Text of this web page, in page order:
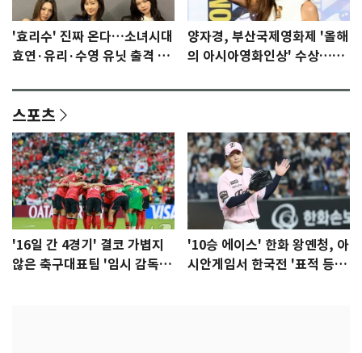
'효리수' 진짜 온다…소녀시대
효연·유리·수영 유닛 출격 [N
양자경, 부산국제영화제 '올해
의 아시아영화인상' 수상…15
스포츠
'16일 간 4경기' 결코 가볍지
않은 축구대표팀 '임시 감독'
'10승 에이스' 한화 왕옌청, 아
시안게임서 한국전 '표적 등